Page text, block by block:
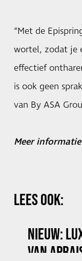
“Met de
wortel, zodat je
effectief
is ook geen
van By ASA
Meer
LEES OOK:
NIEUW:
VAN